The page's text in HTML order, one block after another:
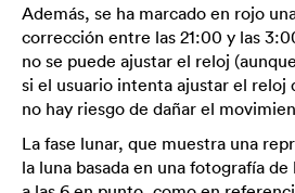
Además, se ha marcado en rojo
corrección entre las 21:00 y las
no se puede ajustar el reloj
si el usuario intenta ajustar el
no hay riesgo de dañar el
La fase lunar, que muestra una
la luna basada en una fotografía